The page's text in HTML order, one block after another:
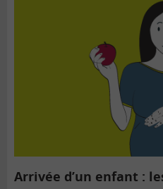
Arrivée d’un enfant :